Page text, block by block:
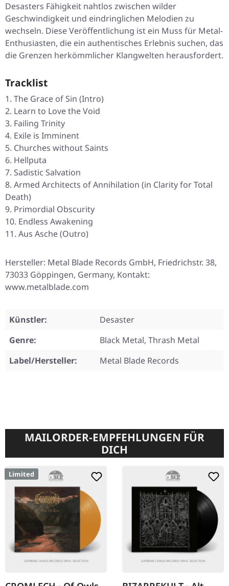
Desasters Fähigkeit nahtlos zwischen wilder
Geschwindigkeit und eindringlichen Melodien zu
wechseln. Diese Veröffentlichung ist ein Muss für Metal-
Enthusiasten, die ein authentisches Erlebnis suchen, das
die Grenzen herkömmlicher Klangwelten herausfordert.
Tracklist
The Grace of Sin (Intro)
Learn to Love the Void
Failing Trinity
Exile is Imminent
Churches without Saints
Hellputa
Sadistic Salvation
Armed Architects of Annihilation (in Clarity for Total
Death)
Primordial Obscurity
Endless Awakening
Aus Asche (Outro)
Hersteller: Metal Blade Records GmbH, Friedrichstr. 38,
73033 Göppingen, Germany, Kontakt:
www.metalblade.com
Künstler:
Desaster
Genre:
Black Metal, Thrash Metal
Label/Hersteller:
Metal Blade Records
MAILORDER-EMPFEHLUNGEN FÜR
DICH
Limited